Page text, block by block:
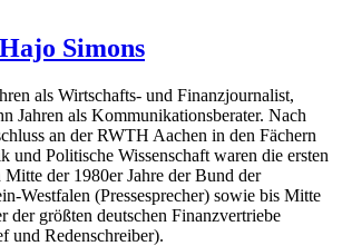
Hajo Simons
als Wirtschafts- und Finanzjournalist,
Jahren als Kommunikationsberater. Nach
an der RWTH Aachen in den Fächern
und Politische Wissenschaft waren die ersten
der 1980er Jahre der Bund der
Westfalen (Pressesprecher) sowie bis Mitte
der größten deutschen Finanzvertriebe
und Redenschreiber).